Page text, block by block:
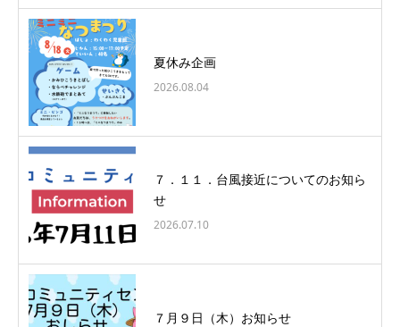
夏休み企画
2026.08.04
７．１１．台風接近についてのお知ら
せ
2026.07.10
７月９日（木）お知らせ